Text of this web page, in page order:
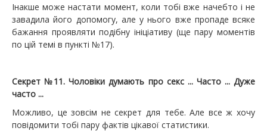
Інакше може настати момент, коли тобі вже начебто і не
завадила його допомогу, але у нього вже пропаде всяке
бажання проявляти подібну ініціативу (ще пару моментів
по цій темі в пункті №17).
Секрет №11. Чоловіки думають про секс ... Часто ... Дуже
часто ...
Можливо, це зовсім не секрет для тебе. Але все ж хочу
повідомити тобі пару фактів цікавої статистики.